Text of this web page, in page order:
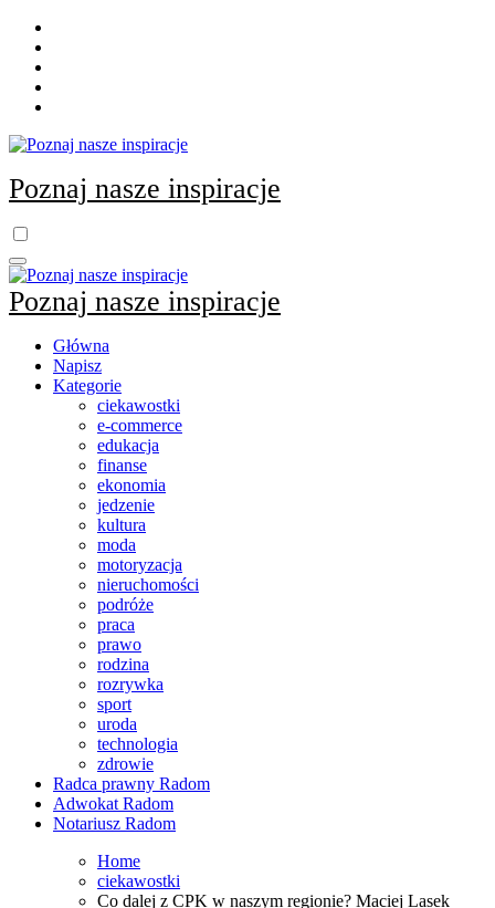
Skip
content
Poznaj nasze inspiracje
Poznaj nasze inspiracje
Główna
Napisz
Kategorie
ciekawostki
e-commerce
edukacja
finanse
ekonomia
jedzenie
kultura
moda
motoryzacja
nieruchomości
podróże
praca
prawo
rodzina
rozrywka
sport
uroda
technologia
zdrowie
Radca prawny Radom
Adwokat Radom
Notariusz Radom
Home
ciekawostki
Co dalej z CPK w naszym regionie? Maciej Lasek